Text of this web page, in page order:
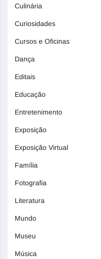
Culinária
Curiosidades
Cursos e Oficinas
Dança
Editais
Educação
Entretenimento
Exposição
Exposição Virtual
Família
Fotografia
Literatura
Mundo
Museu
Música